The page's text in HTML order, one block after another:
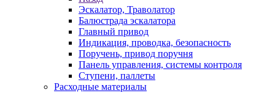
Эскалатор, Траволатор
Балюстрада эскалатора
Главный привод
Индикация, проводка, безопасность
Поручень, привод поручня
Панель управления, системы контроля
Ступени, паллеты
Расходные материалы